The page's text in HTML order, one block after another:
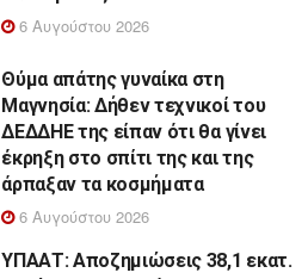
6 Αυγούστου 2026
Θύμα απάτης γυναίκα στη
Μαγνησία: Δήθεν τεχνικοί του
ΔΕΔΔΗΕ της είπαν ότι θα γίνει
έκρηξη στο σπίτι της και της
άρπαξαν τα κοσμήματα
6 Αυγούστου 2026
ΥΠΑΑΤ: Αποζημιώσεις 38,1 εκατ.